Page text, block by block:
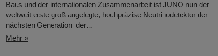
Baus und der internationalen Zusammenarbeit ist JUNO nun der
weltweit erste groß angelegte, hochpräzise Neutrinodetektor der
nächsten Generation, der…
Mehr »